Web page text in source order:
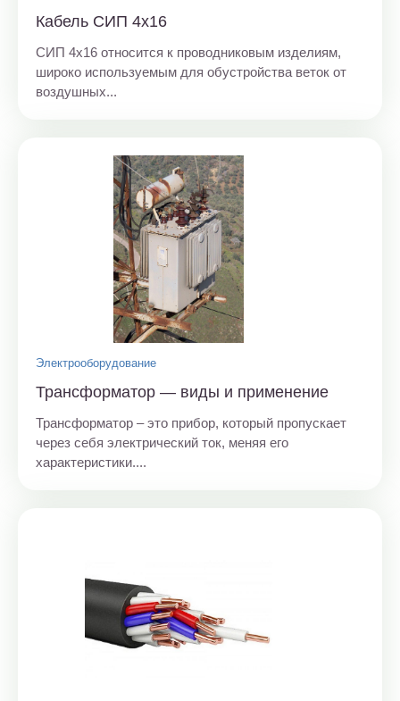
Кабель СИП 4х16
СИП 4х16 относится к проводниковым изделиям,
широко используемым для обустройства веток от
воздушных...
Электрооборудование
Трансформатор — виды и применение
Трансформатор – это прибор, который пропускает
через себя электрический ток, меняя его
характеристики....